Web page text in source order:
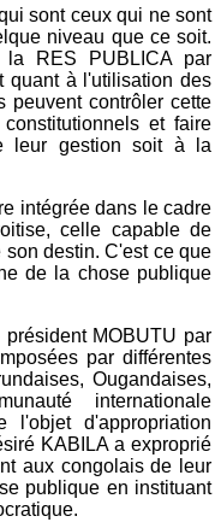
sont ceux qui ne sont
niveau que ce soit.
la RES PUBLICA par
quant à l'utilisation des
peuvent contrôler cette
et faire
leur gestion soit à la
intégrée dans le cadre
celle capable de
destin. C'est ce que
de la chose publique
MOBUTU par
par différentes
Ougandaises,
internationale
l'objet d'appropriation
KABILA a exproprié
aux congolais de leur
publique en instituant